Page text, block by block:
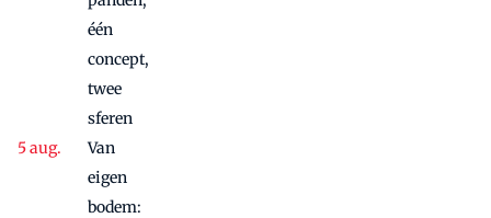
één
concept,
twee
sferen
Van
eigen
bodem: